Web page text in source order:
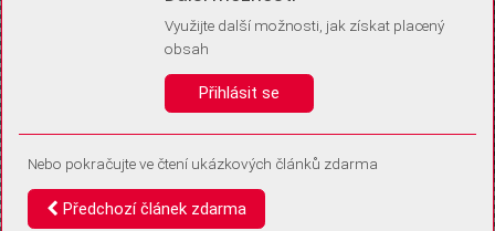
Vaše souhlasy a odmítnutí si ukládáme do vašeho zařízení, abychom se
vás už příště znovu neptali. Můžete je kdykoli později upravit ve Správě
Využijte další možnosti, jak získat placený
obsah
Přihlásit se
Nebo pokračujte ve čtení ukázkových článků zdarma
Předchozí článek zdarma